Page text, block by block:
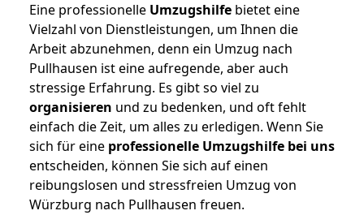
Eine professionelle Umzugshilfe bietet eine
Vielzahl von Dienstleistungen, um Ihnen die
Arbeit abzunehmen, denn ein Umzug nach
Pullhausen ist eine aufregende, aber auch
stressige Erfahrung. Es gibt so viel zu
organisieren und zu bedenken, und oft fehlt
einfach die Zeit, um alles zu erledigen. Wenn Sie
sich für eine professionelle Umzugshilfe bei uns
entscheiden, können Sie sich auf einen
reibungslosen und stressfreien Umzug von
Würzburg nach Pullhausen freuen.